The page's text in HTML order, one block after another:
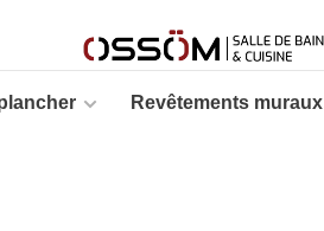
Revêtements muraux